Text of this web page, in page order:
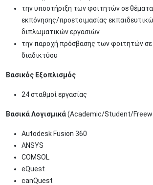
την υποστήριξη των φοιτητών σε
εκπόνησης/προετοιμασίας
διπλωματικών εργασιών
την παροχή πρόσβασης των φοιτητών σε
διαδικτύου
Βασικός Εξοπλισμός
24 σταθμοί εργασίας
Βασικά Λογισμικά(Academic/Student/
Autodesk Fusion 360
ANSYS
COMSOL
eQuest
canQuest